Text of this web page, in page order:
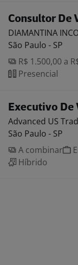
Consultor De
DIAMANTINA
São Paulo - SP
R$ 1.500,00 a
Presencial
Executivo De
Advanced US
São Paulo - SP
A combinar
Híbrido